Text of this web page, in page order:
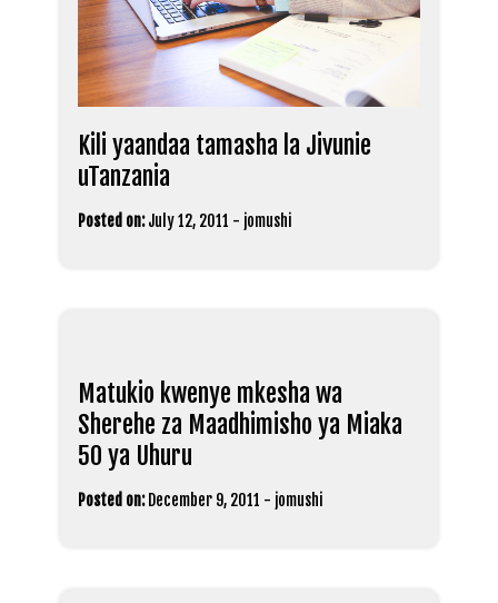
Kili yaandaa tamasha la Jivunie
uTanzania
Posted on: July 12, 2011 - jomushi
Matukio kwenye mkesha wa
Sherehe za Maadhimisho ya Miaka
50 ya Uhuru
Posted on: December 9, 2011 - jomushi